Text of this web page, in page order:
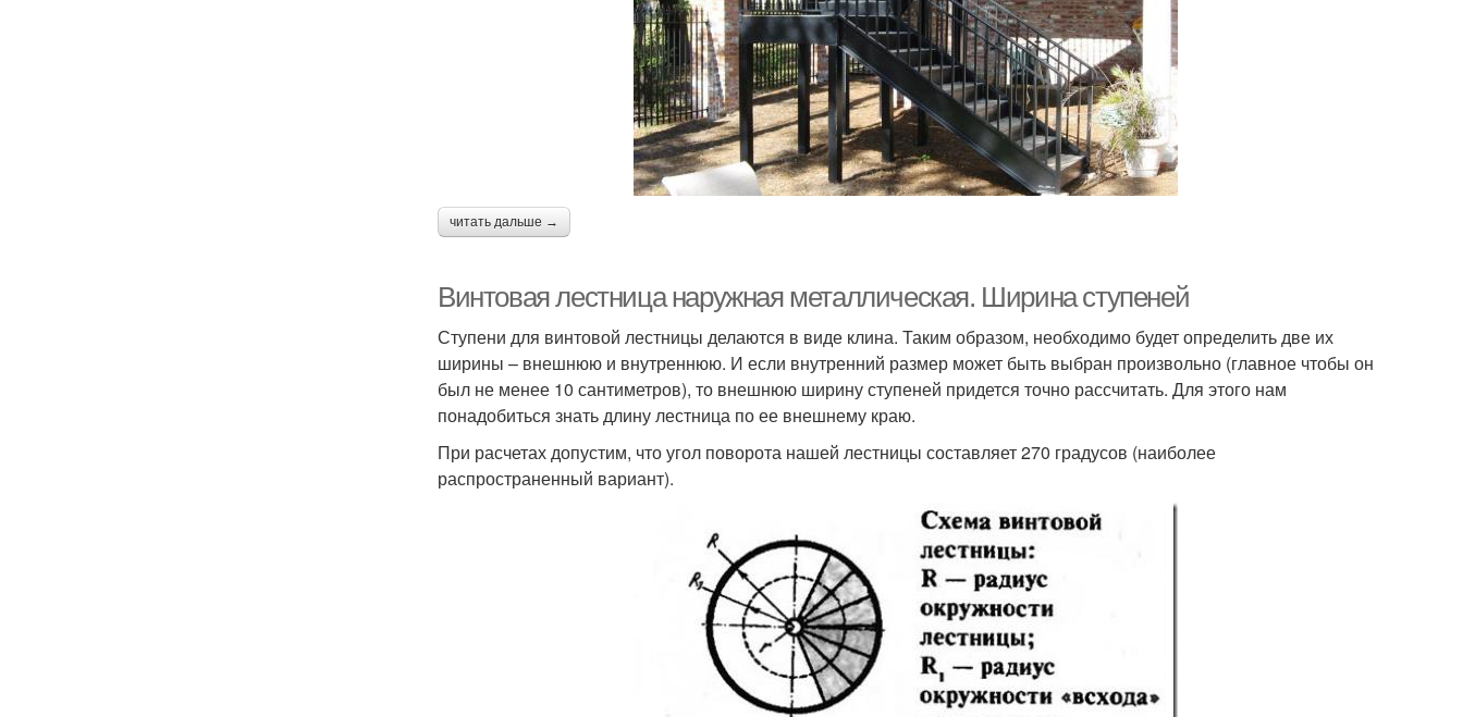
читать дальше →
Винтовая лестница наружная металлическая. Ширина ступеней
Ступени для винтовой лестницы делаются в виде клина. Таким образом, необходимо будет определить две их
ширины – внешнюю и внутреннюю. И если внутренний размер может быть выбран произвольно (главное чтобы он
был не менее 10 сантиметров), то внешнюю ширину ступеней придется точно рассчитать. Для этого нам
понадобиться знать длину лестница по ее внешнему краю.
При расчетах допустим, что угол поворота нашей лестницы составляет 270 градусов (наиболее
распространенный вариант).